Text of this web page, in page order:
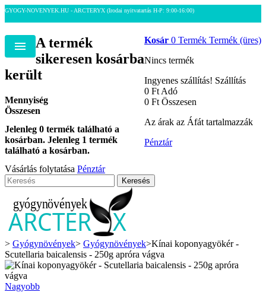
GYOGY-NOVENYEK.HU - ARCTERYX (Irodai nyitvatartás H-P: 9:00-16:00)
Menu
Kosár 0 Termék Termék (üres)
Nincs termék
Ingyenes szállítás! Szállítás
0 Ft‎ Adó
0 Ft‎ Összesen
Az árak az Áfát tartalmazzák
Pénztár
A termék
sikeresen kosárba
került
Mennyiség
Összesen
Jelenleg 0 termék található a
kosárban. Jelenleg 1 termék
található a kosárban.
Vásárlás folytatása Pénztár
Keresés
> Gyógynövények> Gyógynövények>Kínai koponyagyökér -
Scutellaria baicalensis - 250g apróra vágva
Nagyobb